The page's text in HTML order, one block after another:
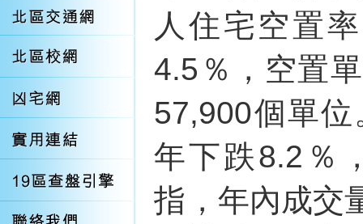
人住宅空置
4.5％，空置
57,900個單
年下跌8.2％
指，年內成交